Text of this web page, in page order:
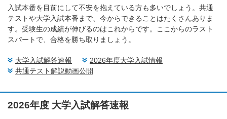
入試本番を目前にして不安を抱えている方も多いでしょう。共通
テストや大学入試本番まで、今からできることはたくさんありま
す。受験生の成績が伸びるのはこれからです。ここからのラスト
スパートで、合格を勝ち取りましょう。
大学入試解答速報
2026年度大学入試情報
共通テスト解説動画公開
2026年度 大学入試解答速報